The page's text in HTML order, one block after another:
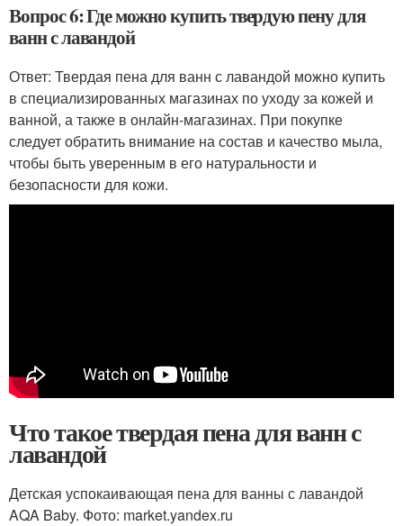
Вопрос 6: Где можно купить твердую пену для
ванн с лавандой
Ответ: Твердая пена для ванн с лавандой можно купить
в специализированных магазинах по уходу за кожей и
ванной, а также в онлайн-магазинах. При покупке
следует обратить внимание на состав и качество мыла,
чтобы быть уверенным в его натуральности и
безопасности для кожи.
Что такое твердая пена для ванн с
лавандой
Детская успокаивающая пена для ванны с лавандой
AQA Baby. Фото: market.yandex.ru